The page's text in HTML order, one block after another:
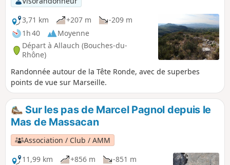
3,71 km
+207 m
-209 m
1h 40
Moyenne
Départ à Allauch (Bouches-du-
Rhône)
Randonnée autour de la Tête Ronde, avec de superbes
points de vue sur Marseille.
Sur les pas de Marcel Pagnol depuis le
Mas de Massacan
Association / Club / AMM
11,99 km
+856 m
-851 m